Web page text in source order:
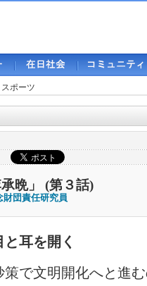
ポーツ
晩」 (第３話)
財団責任研究員
耳を開く
で文明開化へと進